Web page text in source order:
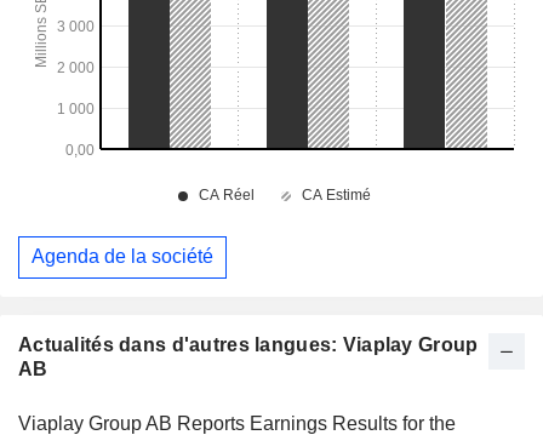
Actualités dans d'autres langues: Viaplay Group
AB
Viaplay Group AB Reports Earnings Results for the
Agenda de la société